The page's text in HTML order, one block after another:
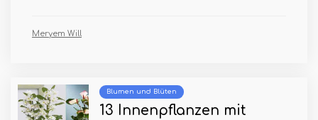
Meryem Will
Blumen und Blüten
13 Innenpflanzen mit